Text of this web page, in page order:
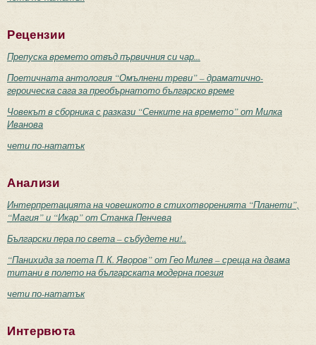
Рецензии
Препуска времето отвъд първичния си чар...
Поетичната антология “Омълнени треви” – драматично-
героическа сага за преобърнатото българско време
Човекът в сборника с разкази “Сенките на времето” от Милка
Иванова
чети по-нататък
Анализи
Интерпретацията на човешкото в стихотворенията “Планети”,
“Магия” и “Икар” от Станка Пенчева
Български пера по света – събудете ни!..
“Панихида за поета П. К. Яворов” от Гео Милев – среща на двама
титани в полето на българската модерна поезия
чети по-нататък
Интервюта